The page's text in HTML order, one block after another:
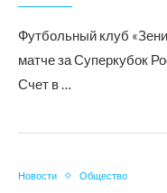
Футбольный клуб
матче за Суперкубок
Счет в …
Новости Общество